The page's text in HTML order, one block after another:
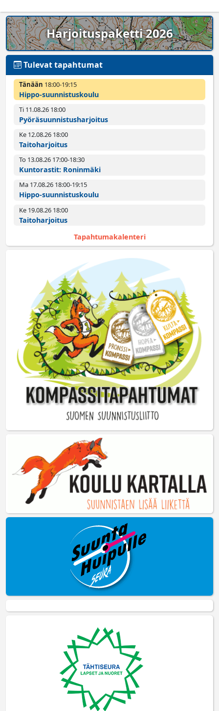
Harjoituspaketti 2026
Tulevat tapahtumat
Tänään 18:00­-19:15
Hippo-suunnistuskoulu
Ti 11.08.26 18:00­
Pyörä­suunnistus­harjoitus
Ke 12.08.26 18:00­
Taitoharjoitus
To 13.08.26 17:00­-18:30
Kuntorastit: Roninmäki
Ma 17.08.26 18:00­-19:15
Hippo-suunnistuskoulu
Ke 19.08.26 18:00­
Taitoharjoitus
Tapahtumakalenteri